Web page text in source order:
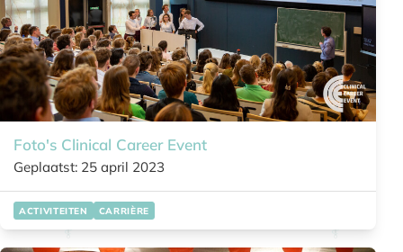
Foto's Clinical Career Event
Geplaatst: 25 april 2023
ACTIVITEITEN CARRIÈRE